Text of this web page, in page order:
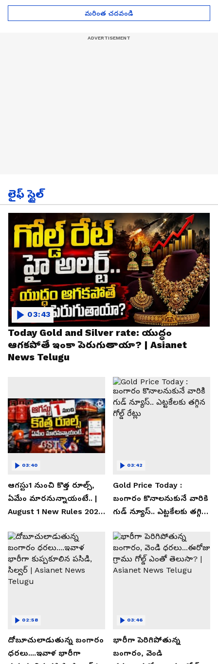
మరింత చదవండి
లైఫ్ స్టైల్
Today Gold and Silver rate: యుద్ధం
ఆగకపోతే ఇంకా పెరుగుతాయా? | Asianet
News Telugu
03:43
ఆగస్టు1 నుంచి కొత్త రూల్స్,
ఏమేం మారనున్నాయంటే.. |
August 1 New Rules 2026
03:40
Gold Price Today :
బంగారం కొనాలనుకునే వారికి
గుడ్ న్యూస్.. ఎట్టకేలకు తగ్గిన
03:42
దోబూచులాడుతున్న బంగారం
ధరలు....ఇవాళ భారీగా
02:58
భారీగా పెరిగిపోతున్న
బంగారం, వెండి
03:46